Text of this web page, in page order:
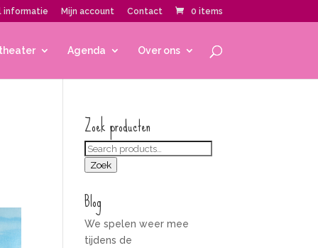
informatie Mijn account Contact 0 items
Agenda Over ons
Zoek producten
Zoeken
voor:
Zoek
Blog
We spelen weer mee
tijdens de